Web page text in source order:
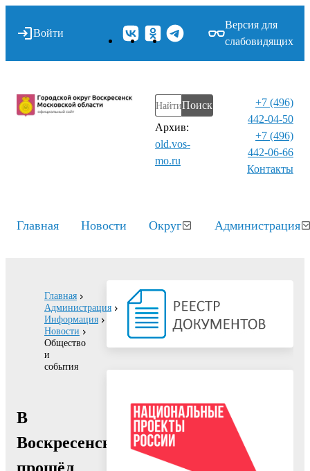
Войти
Версия для
слабовидящих
Поиск
Архив:
old.vos-
mo.ru
+7 (496)
442-04-50
+7 (496)
442-06-66
Контакты⁠
Главная Новости Округ Администрация
Главная
Администрация
Информация
Новости
Общество
и
события
В
Воскресенске